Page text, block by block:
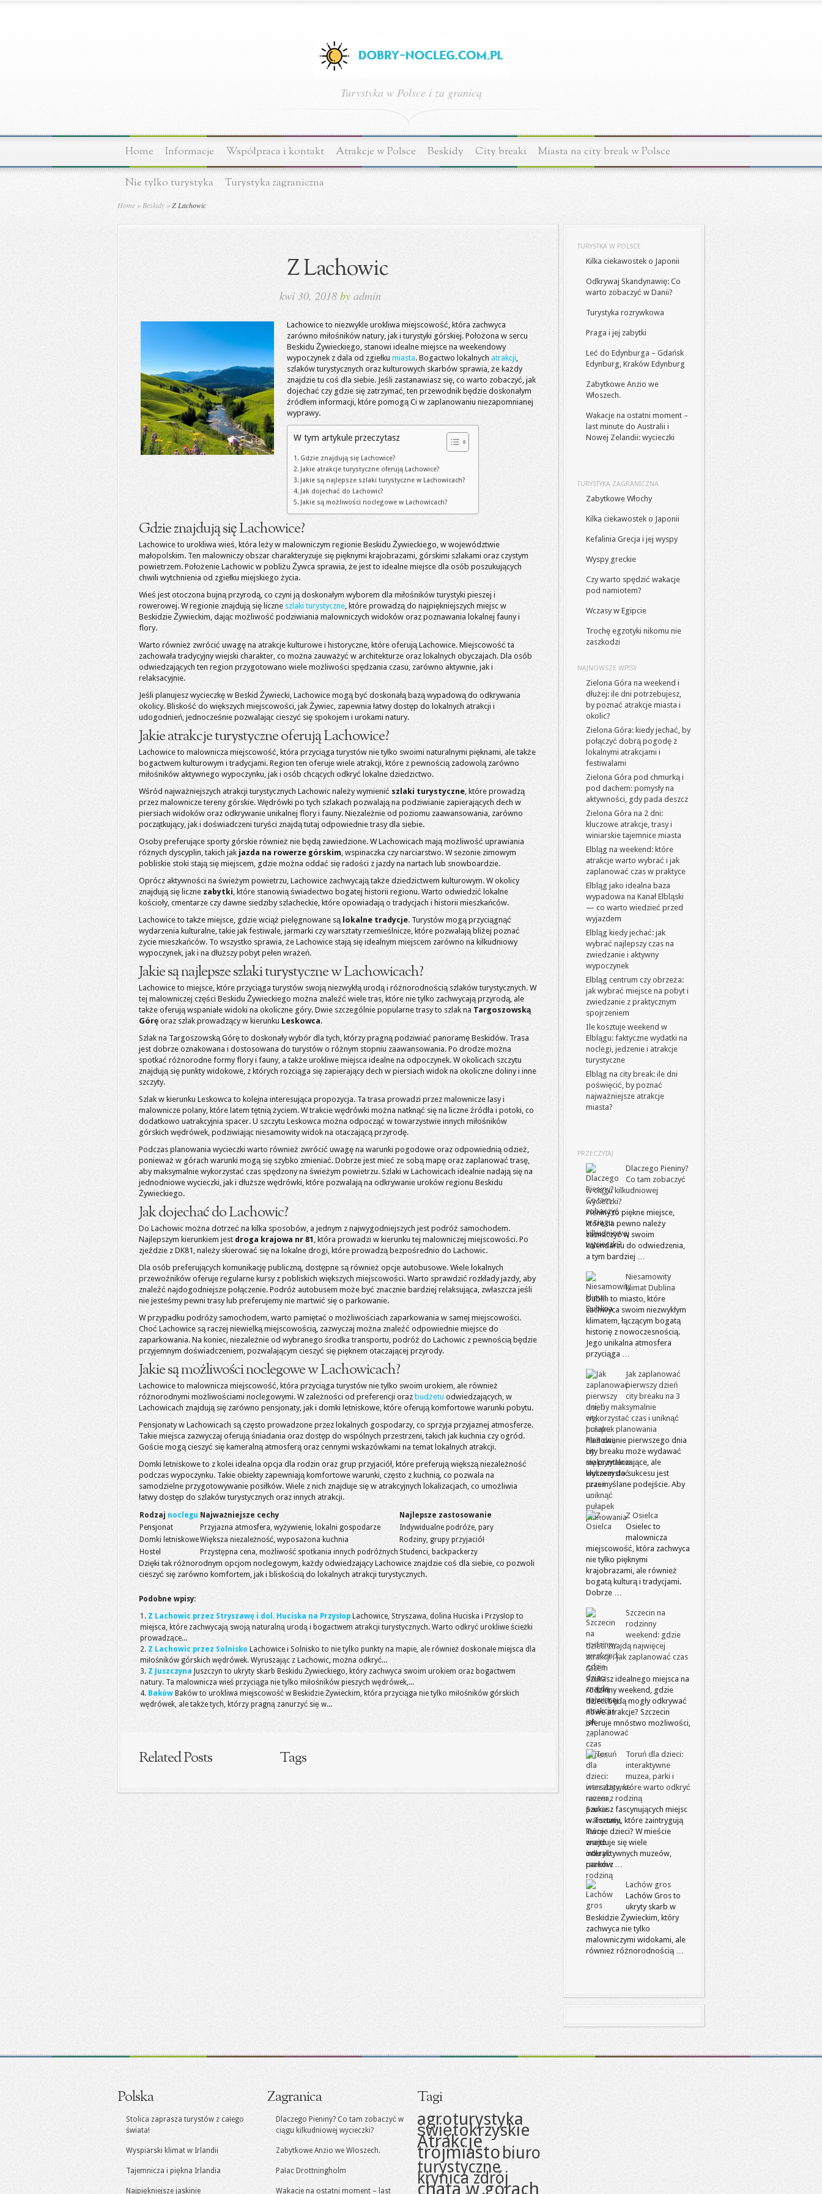
Turystyka w Polsce i za granicą
Home Informacje Współpraca i kontakt Atrakcje w Polsce Beskidy City breaki Miasta na city break w Polsce
Nie tylko turystyka Turystyka zagraniczna
Home » Beskidy »Z Lachowic
Z Lachowic
kwi 30, 2018 by admin
Lachowice to niezwykle urokliwa miejscowość, która zachwyca
zarówno miłośników natury, jak i turystyki górskiej. Położona w sercu
Beskidu Żywieckiego, stanowi idealne miejsce na weekendowy
wypoczynek z dala od zgiełku miasta. Bogactwo lokalnych atrakcji,
szlaków turystycznych oraz kulturowych skarbów sprawia, że każdy
znajdzie tu coś dla siebie. Jeśli zastanawiasz się, co warto zobaczyć, jak
dojechać czy gdzie się zatrzymać, ten przewodnik będzie doskonałym
źródłem informacji, które pomogą Ci w zaplanowaniu niezapomnianej
wyprawy.
W tym artykule przeczytasz
Gdzie znajdują się Lachowice?
Jakie atrakcje turystyczne oferują Lachowice?
Jakie są najlepsze szlaki turystyczne w Lachowicach?
Jak dojechać do Lachowic?
Jakie są możliwości noclegowe w Lachowicach?
Gdzie znajdują się Lachowice?
Lachowice to urokliwa wieś, która leży w malowniczym regionie Beskidu Żywieckiego, w województwie
małopolskim. Ten malowniczy obszar charakteryzuje się pięknymi krajobrazami, górskimi szlakami oraz czystym
powietrzem. Położenie Lachowic w pobliżu Żywca sprawia, że jest to idealne miejsce dla osób poszukujących
chwili wytchnienia od zgiełku miejskiego życia.
Wieś jest otoczona bujną przyrodą, co czyni ją doskonałym wyborem dla miłośników turystyki pieszej i
rowerowej. W regionie znajdują się liczne szlaki turystyczne, które prowadzą do najpiękniejszych miejsc w
Beskidzie Żywieckim, dając możliwość podziwiania malowniczych widoków oraz poznawania lokalnej fauny i
flory.
Warto również zwrócić uwagę na atrakcje kulturowe i historyczne, które oferują Lachowice. Miejscowość ta
zachowała tradycyjny wiejski charakter, co można zauważyć w architekturze oraz lokalnych obyczajach. Dla osób
odwiedzających ten region przygotowano wiele możliwości spędzania czasu, zarówno aktywnie, jak i
relaksacyjnie.
Jeśli planujesz wycieczkę w Beskid Żywiecki, Lachowice mogą być doskonałą bazą wypadową do odkrywania
okolicy. Bliskość do większych miejscowości, jak Żywiec, zapewnia łatwy dostęp do lokalnych atrakcji i
udogodnień, jednocześnie pozwalając cieszyć się spokojem i urokami natury.
Jakie atrakcje turystyczne oferują Lachowice?
Lachowice to malownicza miejscowość, która przyciąga turystów nie tylko swoimi naturalnymi pięknami, ale także
bogactwem kulturowym i tradycjami. Region ten oferuje wiele atrakcji, które z pewnością zadowolą zarówno
miłośników aktywnego wypoczynku, jak i osób chcących odkryć lokalne dziedzictwo.
Wśród najważniejszych atrakcji turystycznych Lachowic należy wymienić szlaki turystyczne, które prowadzą
przez malownicze tereny górskie. Wędrówki po tych szlakach pozwalają na podziwianie zapierających dech w
piersiach widoków oraz odkrywanie unikalnej flory i fauny. Niezależnie od poziomu zaawansowania, zarówno
początkujący, jak i doświadczeni turyści znajdą tutaj odpowiednie trasy dla siebie.
Osoby preferujące sporty górskie również nie będą zawiedzione. W Lachowicach mają możliwość uprawiania
różnych dyscyplin, takich jak jazda na rowerze górskim, wspinaczka czy narciarstwo. W sezonie zimowym
pobliskie stoki stają się miejscem, gdzie można oddać się radości z jazdy na nartach lub snowboardzie.
Oprócz aktywności na świeżym powietrzu, Lachowice zachwycają także dziedzictwem kulturowym. W okolicy
znajdują się liczne zabytki, które stanowią świadectwo bogatej historii regionu. Warto odwiedzić lokalne
kościoły, cmentarze czy dawne siedziby szlacheckie, które opowiadają o tradycjach i historii mieszkańców.
Lachowice to także miejsce, gdzie wciąż pielęgnowane są lokalne tradycje. Turystów mogą przyciągnąć
wydarzenia kulturalne, takie jak festiwale, jarmarki czy warsztaty rzemieślnicze, które pozwalają bliżej poznać
życie mieszkańców. To wszystko sprawia, że Lachowice stają się idealnym miejscem zarówno na kilkudniowy
wypoczynek, jak i na dłuższy pobyt pełen wrażeń.
Jakie są najlepsze szlaki turystyczne w Lachowicach?
Lachowice to miejsce, które przyciąga turystów swoją niezwykłą urodą i różnorodnością szlaków turystycznych. W
tej malowniczej części Beskidu Żywieckiego można znaleźć wiele tras, które nie tylko zachwycają przyrodą, ale
także oferują wspaniałe widoki na okoliczne góry. Dwie szczególnie popularne trasy to szlak na Targoszowską
Górę oraz szlak prowadzący w kierunku Leskowca.
Szlak na Targoszowską Górę to doskonały wybór dla tych, którzy pragną podziwiać panoramę Beskidów. Trasa
jest dobrze oznakowana i dostosowana do turystów o różnym stopniu zaawansowania. Po drodze można
spotkać różnorodne formy flory i fauny, a także urokliwe miejsca idealne na odpoczynek. W okolicach szczytu
znajdują się punkty widokowe, z których rozciąga się zapierający dech w piersiach widok na okoliczne doliny i inne
szczyty.
Szlak w kierunku Leskowca to kolejna interesująca propozycja. Ta trasa prowadzi przez malownicze lasy i
malownicze polany, które latem tętnią życiem. W trakcie wędrówki można natknąć się na liczne źródła i potoki, co
dodatkowo uatrakcyjnia spacer. U szczytu Leskowca można odpocząć w towarzystwie innych miłośników
górskich wędrówek, podziwiając niesamowity widok na otaczającą przyrodę.
Podczas planowania wycieczki warto również zwrócić uwagę na warunki pogodowe oraz odpowiednią odzież,
ponieważ w górach warunki mogą się szybko zmieniać. Dobrze jest mieć ze sobą mapę oraz zaplanować trasę,
aby maksymalnie wykorzystać czas spędzony na świeżym powietrzu. Szlaki w Lachowicach idealnie nadają się na
jednodniowe wycieczki, jak i dłuższe wędrówki, które pozwalają na odkrywanie uroków regionu Beskidu
Żywieckiego.
Jak dojechać do Lachowic?
Do Lachowic można dotrzeć na kilka sposobów, a jednym z najwygodniejszych jest podróż samochodem.
Najlepszym kierunkiem jest droga krajowa nr 81 , która prowadzi w kierunku tej malowniczej miejscowości. Po
zjeździe z DK81, należy skierować się na lokalne drogi, które prowadzą bezpośrednio do Lachowic.
Dla osób preferujących komunikację publiczną, dostępne są również opcje autobusowe. Wiele lokalnych
przewoźników oferuje regularne kursy z pobliskich większych miejscowości. Warto sprawdzić rozkłady jazdy, aby
znaleźć najdogodniejsze połączenie. Podróż autobusem może być znacznie bardziej relaksująca, zwłaszcza jeśli
nie jesteśmy pewni trasy lub preferujemy nie martwić się o parkowanie.
W przypadku podróży samochodem, warto pamiętać o możliwościach zaparkowania w samej miejscowości.
Choć Lachowice są raczej niewielką miejscowością, zazwyczaj można znaleźć odpowiednie miejsce do
zaparkowania. Na koniec, niezależnie od wybranego środka transportu, podróż do Lachowic z pewnością będzie
przyjemnym doświadczeniem, pozwalającym cieszyć się pięknem otaczającej przyrody.
Jakie są możliwości noclegowe w Lachowicach?
Lachowice to malownicza miejscowość, która przyciąga turystów nie tylko swoim urokiem, ale również
różnorodnymi możliwościami noclegowymi. W zależności od preferencji oraz budżetu odwiedzających, w
Lachowicach znajdują się zarówno pensjonaty, jak i domki letniskowe, które oferują komfortowe warunki pobytu.
Pensjonaty w Lachowicach są często prowadzone przez lokalnych gospodarzy, co sprzyja przyjaznej atmosferze.
Takie miejsca zazwyczaj oferują śniadania oraz dostęp do wspólnych przestrzeni, takich jak kuchnia czy ogród.
Goście mogą cieszyć się kameralną atmosferą oraz cennymi wskazówkami na temat lokalnych atrakcji.
Domki letniskowe to z kolei idealna opcja dla rodzin oraz grup przyjaciół, które preferują większą niezależność
podczas wypoczynku. Takie obiekty zapewniają komfortowe warunki, często z kuchnią, co pozwala na
samodzielne przygotowywanie posiłków. Wiele z nich znajduje się w atrakcyjnych lokalizacjach, co umożliwia
łatwy dostęp do szlaków turystycznych oraz innych atrakcji.
Rodzaj noclegu Najważniejsze cechy
Najlepsze zastosowanie
Pensjonat
Przyjazna atmosfera, wyżywienie, lokalni gospodarze
Indywidualne podróże, pary
Domki letniskoweWiększa niezależność, wyposażona kuchnia
Rodziny, grupy przyjaciół
Hostel
Przystępna cena, możliwość spotkania innych podróżnych Studenci, backpackerzy
Dzięki tak różnorodnym opcjom noclegowym, każdy odwiedzający Lachowice znajdzie coś dla siebie, co pozwoli
cieszyć się zarówno komfortem, jak i bliskością do lokalnych atrakcji turystycznych.
Podobne wpisy:
Z Lachowic przez Stryszawę i dol. Huciska na Przysłop Lachowice, Stryszawa, dolina Huciska i Przysłop to
miejsca, które zachwycają swoją naturalną urodą i bogactwem atrakcji turystycznych. Warto odkryć urokliwe ścieżki
prowadzące...
Z Lachowic przez Solnisko Lachowice i Solnisko to nie tylko punkty na mapie, ale również doskonałe miejsca dla
miłośników górskich wędrówek. Wyruszając z Lachowic, można odkryć...
Z Juszczyna Juszczyn to ukryty skarb Beskidu Żywieckiego, który zachwyca swoim urokiem oraz bogactwem
natury. Ta malownicza wieś przyciąga nie tylko miłośników pieszych wędrówek,...
Baków Baków to urokliwa miejscowość w Beskidzie Żywieckim, która przyciąga nie tylko miłośników górskich
wędrówek, ale także tych, którzy pragną zanurzyć się w...
Related Posts Tags
TURYSTKA W POLSCE
Kilka ciekawostek o Japonii
Odkrywaj Skandynawię: Co
warto zobaczyć w Danii?
Turystyka rozrywkowa
Praga i jej zabytki
Leć do Edynburga – Gdańsk
Edynburg, Kraków Edynburg
Zabytkowe Anzio we
Włoszech.
Wakacje na ostatni moment –
last minute do Australii i
Nowej Zelandii: wycieczki
TURYSTYKA ZAGRANICZNA
Zabytkowe Włochy
Kilka ciekawostek o Japonii
Kefalinia Grecja i jej wyspy
Wyspy greckie
Czy warto spędzić wakacje
pod namiotem?
Wczasy w Egipcie
Trochę egzotyki nikomu nie
zaszkodzi
NAJNOWSZE WPISY
Zielona Góra na weekend i
dłużej: ile dni potrzebujesz,
by poznać atrakcje miasta i
okolic?
Zielona Góra: kiedy jechać, by
połączyć dobrą pogodę z
lokalnymi atrakcjami i
festiwalami
Zielona Góra pod chmurką i
pod dachem: pomysły na
aktywności, gdy pada deszcz
Zielona Góra na 2 dni:
kluczowe atrakcje, trasy i
winiarskie tajemnice miasta
Elbląg na weekend: które
atrakcje warto wybrać i jak
zaplanować czas w praktyce
Elbląg jako idealna baza
wypadowa na Kanał Elbląski
— co warto wiedzieć przed
wyjazdem
Elbląg kiedy jechać: jak
wybrać najlepszy czas na
zwiedzanie i aktywny
wypoczynek
Elbląg centrum czy obrzeża:
jak wybrać miejsce na pobyt i
zwiedzanie z praktycznym
spojrzeniem
Ile kosztuje weekend w
Elblągu: faktyczne wydatki na
noclegi, jedzenie i atrakcje
turystyczne
Elbląg na city break: ile dni
poświęcić, by poznać
najważniejsze atrakcje
miasta?
PRZECZYTAJ
Dlaczego Pieniny?
Co tam zobaczyć
w ciągu kilkudniowej
wycieczki?
Pieniny to piękne miejsce,
które na pewno należy
zaznaczyć w swoim
kalendarzu do odwiedzenia,
a tym bardziej …
Niesamowity
klimat Dublina
Dublin to miasto, które
zachwyca swoim niezwykłym
klimatem, łączącym bogatą
historię z nowoczesnością.
Jego unikalna atmosfera
przyciąga …
Jak zaplanować
pierwszy dzień
city breaku na 3
dni, by maksymalnie
wykorzystać czas i uniknąć
pułapek planowania
Planowanie pierwszego dnia
city breaku może wydawać
się przytłaczające, ale
kluczem do sukcesu jest
przemyślane podejście. Aby
…
Z Osielca
Osielec to
malownicza
miejscowość, która zachwyca
nie tylko pięknymi
krajobrazami, ale również
bogatą kulturą i tradycjami.
Dobrze …
Szczecin na
rodzinny
weekend: gdzie
dzieci znajdą najwięcej
atrakcji i jak zaplanować czas
razem
Szukasz idealnego miejsca na
rodzinny weekend, gdzie
dzieci będą mogły odkrywać
nowe atrakcje? Szczecin
oferuje mnóstwo możliwości,
…
Toruń dla dzieci:
interaktywne
muzea, parki i
warsztaty, które warto odkryć
razem z rodziną
Szukasz fascynujących miejsc
w Toruniu, które zaintrygują
Twoje dzieci? W mieście
znajduje się wiele
interaktywnych muzeów,
parków …
Lachów gros
Lachów Gros to
ukryty skarb w
Beskidzie Żywieckim, który
zachwyca nie tylko
malowniczymi widokami, ale
również różnorodnością …
Polska
Stolica zaprasza turystów z całego
świata!
Wyspiarski klimat w Irlandii
Tajemnicza i piękna Irlandia
Najpiękniejsze jaskinie
Zagranica
Dlaczego Pieniny? Co tam zobaczyć w
ciągu kilkudniowej wycieczki?
Zabytkowe Anzio we Włoszech.
Pałac Drottningholm
Wakacje na ostatni moment – last
Tagi
agroturystyka
świętokrzyskie
Atrakcje
trójmiasto biuro
turystyczne
krynica zdrój
chata w górach